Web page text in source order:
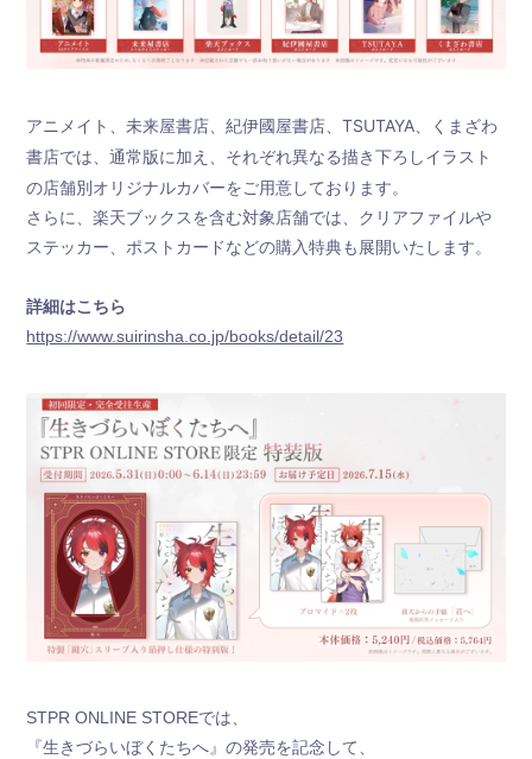
ラジオ
Q&A
お手紙BOX
ふぁみくじ
アニメイト、未来屋書店、紀伊國屋書店、TSUTAYA、くまざわ
書店では、通常版に加え、それぞれ異なる描き下ろしイラスト
の店舗別オリジナルカバーをご用意しております。
さらに、楽天ブックスを含む対象店舗では、クリアファイルや
ステッカー、ポストカードなどの購入特典も展開いたします。
詳細はこちら
https://www.suirinsha.co.jp/books/detail/23
STPR ONLINE STOREでは、
『生きづらいぼくたちへ』の発売を記念して、